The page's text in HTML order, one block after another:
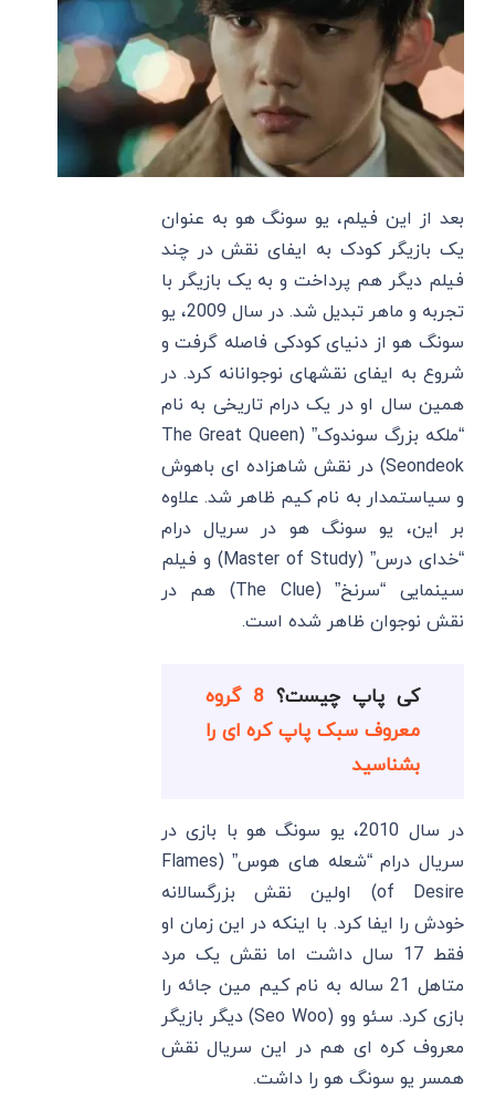
بعد از این فیلم، یو سونگ هو به عنوان
یک بازیگر کودک به ایفای نقش در چند
فیلم دیگر هم پرداخت و به یک بازیگر با
تجربه و ماهر تبدیل شد. در سال 2009، یو
سونگ هو از دنیای کودکی فاصله گرفت و
شروع به ایفای نقشهای نوجوانانه کرد. در
همین سال او در یک درام تاریخی به نام
“ملکه بزرگ سوندوک” (The Great Queen
Seondeok) در نقش شاهزاده ای باهوش
و سیاستمدار به نام کیم ظاهر شد. علاوه
بر این، یو سونگ هو در سریال درام
“خدای درس” (Master of Study) و فیلم
سینمایی “سرنخ” (The Clue) هم در
نقش نوجوان ظاهر شده است.
کی پاپ چیست؟
8 گروه
معروف سبک پاپ کره ای را
بشناسید
در سال 2010، یو سونگ هو با بازی در
سریال درام “شعله های هوس” (Flames
of Desire) اولین نقش بزرگسالانه
خودش را ایفا کرد. با اینکه در این زمان او
فقط 17 سال داشت اما نقش یک مرد
متاهل 21 ساله به نام کیم مین جائه را
بازی کرد. سئو وو (Seo Woo) دیگر بازیگر
معروف کره ای هم در این سریال نقش
همسر یو سونگ هو را داشت.